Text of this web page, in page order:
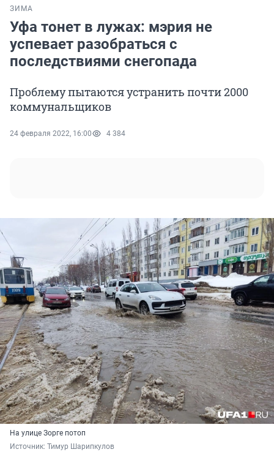
ЗИМА
Уфа тонет в лужах: мэрия не
успевает разобраться с
последствиями снегопада
Проблему пытаются устранить почти 2000
коммунальщиков
24 февраля 2022, 16:00 4 384
На улице Зорге потоп
Источник: Тимур Шарипкулов